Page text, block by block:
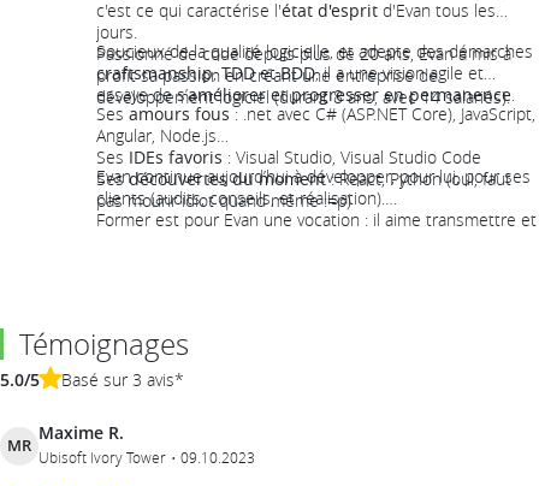
c'est ce qui caractérise l'état d'esprit d'Evan tous les
jours.
Passionné de code depuis plus de 20 ans, Evan a mis à
profit sa passion en créant une entreprise de
développement logiciel (durant 8 ans, avec 14 salariés).
Soucieux de la qualité logicielle, et adepte des démarches
craftsmanship,TDDetBDD, il a une vision agile et
essaye de s’améliorer et progresser en permanence
Ses amours fous: .net avec C# (ASP.NET Core), JavaScript,
Angular, Node.js
Ses IDEs favoris : Visual Studio, Visual Studio Code
Sesdécouvertes du moment: React, Python (oui, faut
pas mourir idiot quand même :=p)
Evan continue aujourd’hui à développer, pour lui, pour ses
clients (audits, conseils, et réalisation).
Former est pour Evan une vocation : il aime transmettre et
Témoignages
5.0/5 Basé sur 3 avis*
MR
Maxime R.
Ubisoft Ivory Tower 09.10.2023